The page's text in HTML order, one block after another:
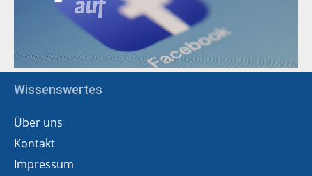
Wissenswertes
Über uns
Kontakt
Impressum